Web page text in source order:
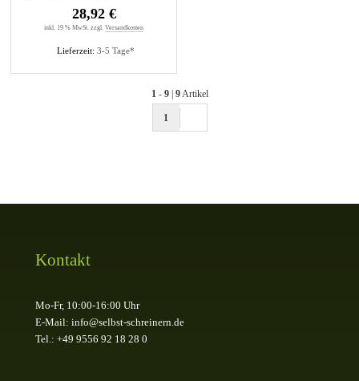
Lieferzeit: 3-5 Tage*
28,92 €
inkl. 19 % MwSt. zzgl. Versandkosten
1- 9| 9Artikel
1
Kontakt
Mo-Fr, 10:00-16:00 Uhr
E-Mail: info@selbst-schreinern.de
Tel.: +49 9556 92 18 28 0